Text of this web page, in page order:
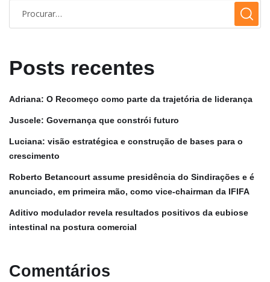
Posts recentes
Adriana: O Recomeço como parte da trajetória de liderança
Juscele: Governança que constrói futuro
Luciana: visão estratégica e construção de bases para o
crescimento
Roberto Betancourt assume presidência do Sindirações e é
anunciado, em primeira mão, como vice-chairman da IFIFA
Aditivo modulador revela resultados positivos da eubiose
intestinal na postura comercial
Comentários